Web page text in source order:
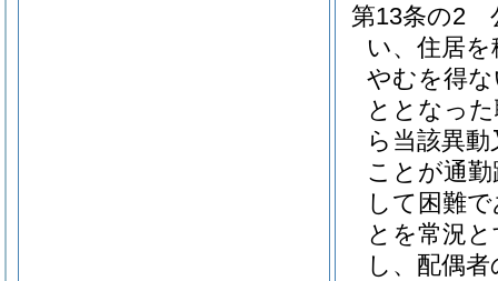
第13条の2
い、住居
やむを得
ととなっ
ら当該異
ことが通
して困難
とを常況
し、配偶